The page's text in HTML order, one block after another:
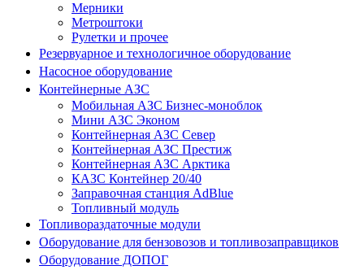
Мерники
Метроштоки
Рулетки и прочее
Резервуарное и технологичное оборудование
Насосное оборудование
Контейнерные АЗС
Мобильная АЗС Бизнес-моноблок
Мини АЗС Эконом
Контейнерная АЗС Север
Контейнерная АЗС Престиж
Контейнерная АЗС Арктика
КАЗС Контейнер 20/40
Заправочная станция AdBlue
Топливный модуль
Топливораздаточные модули
Оборудование для бензовозов и топливозаправщиков
Оборудование ДОПОГ